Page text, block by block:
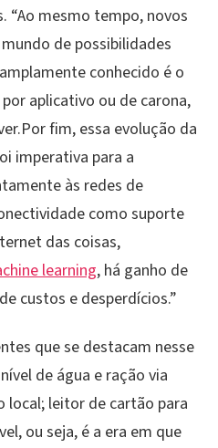
“Ao mesmo tempo, novos
de possibilidades
conhecido é o
aplicativo ou de carona,
fim, essa evolução da
imperativa para a
às redes de
como suporte
das coisas,
learning, há ganho de
custos e desperdícios.”
que se destacam nesse
de água e ração via
local; leitor de cartão para
ou seja, é a era em que